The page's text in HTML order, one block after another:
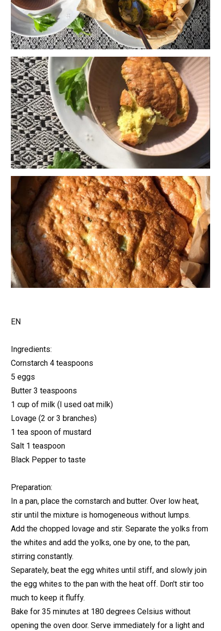
EN
Ingredients:
Cornstarch 4 teaspoons
5 eggs
Butter 3 teaspoons
1 cup of milk (I used oat milk)
Lovage (2 or 3 branches)
1 tea spoon of mustard
Salt 1 teaspoon
Black Pepper to taste
Preparation:
In a pan, place the cornstarch and butter. Over low heat,
stir until the mixture is homogeneous without lumps.
Add the chopped lovage and stir. Separate the yolks from
the whites and add the yolks, one by one, to the pan,
stirring constantly.
Separately, beat the egg whites until stiff, and slowly join
the egg whites to the pan with the heat off. Don't stir too
much to keep it fluffy.
Bake for 35 minutes at 180 degrees Celsius without
opening the oven door. Serve immediately for a light and